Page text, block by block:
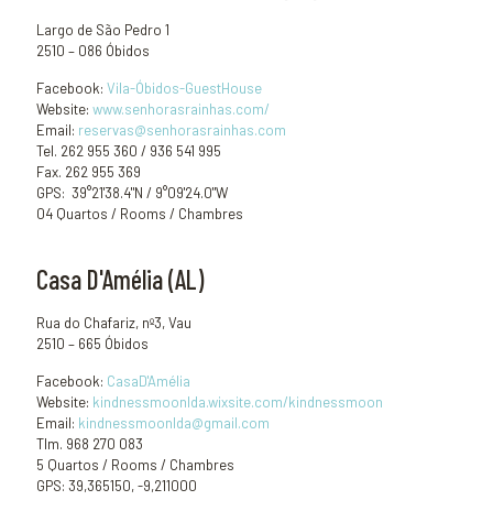
Largo de São Pedro 1
2510 – 086 Óbidos
Facebook: Vila-Óbidos-GuestHouse
Website: www.senhorasrainhas.com/
Email: reservas@senhorasrainhas.com
Tel. 262 955 360 / 936 541 995
Fax. 262 955 369
GPS: 39°21'38.4"N / 9°09'24.0"W
04 Quartos / Rooms / Chambres
Casa D'Amélia (AL)
Rua do Chafariz, nº3, Vau
2510 – 665 Óbidos
Facebook: CasaD'Amélia
Website: kindnessmoonlda.wixsite.com/kindnessmoon
Email: kindnessmoonlda@gmail.com
Tlm. 968 270 083
5 Quartos / Rooms / Chambres
GPS: 39,365150, -9,211000